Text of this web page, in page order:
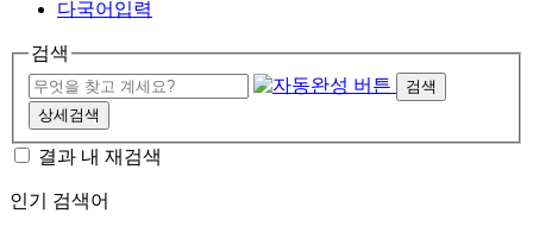
다국어입력
검색
검색
상세검색
결과 내 재검색
인기 검색어